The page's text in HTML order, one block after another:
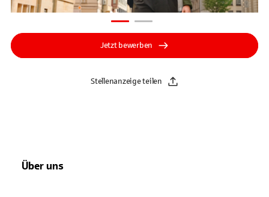
Jetzt bewerben
Stellenanzeige teilen
Über uns